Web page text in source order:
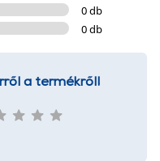
0 db
0 db
a termékről!